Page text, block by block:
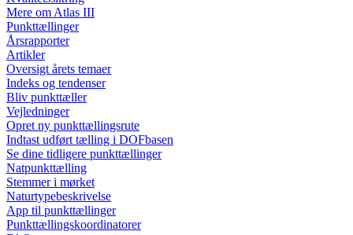
Mere om Atlas III
Punkttællinger
Årsrapporter
Artikler
Oversigt årets temaer
Indeks og tendenser
Bliv punkttæller
Vejledninger
Opret ny punkttællingsrute
Indtast udført tælling i DOFbasen
Se dine tidligere punkttællinger
Natpunkttælling
Stemmer i mørket
Naturtypebeskrivelse
App til punkttællinger
Punkttællingskoordinatorer